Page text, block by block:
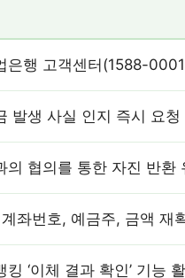
은행 고객센터(1588-
발생 사실 인지 즉시 요청
의 협의를 통한 자진 반환
좌번호, 예금주, 금액 재
킹 ‘이체 결과 확인’ 기능